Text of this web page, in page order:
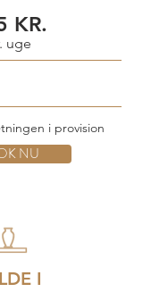
KR.
uge
i provision
NU
I